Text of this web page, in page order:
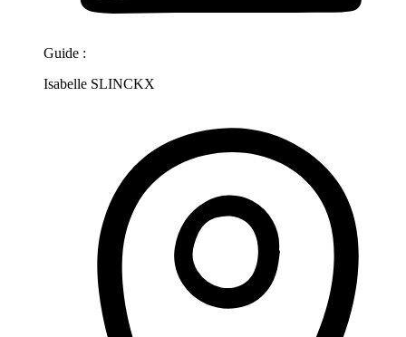
Guide :
Isabelle SLINCKX